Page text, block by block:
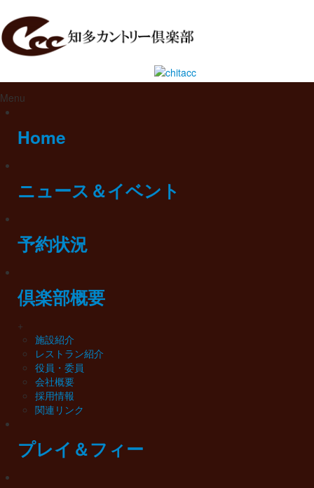
Menu
Home
ニュース＆イベント
予約状況
倶楽部概要
+
施設紹介
レストラン紹介
役員・委員
会社概要
採用情報
関連リンク
プレイ＆フィー